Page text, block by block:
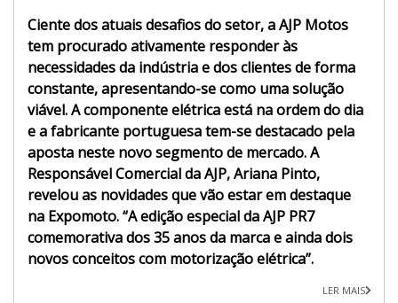
Ciente dos atuais desafios do setor, a AJP Motos
tem procurado ativamente responder às
necessidades da indústria e dos clientes de forma
constante, apresentando-se como uma solução
viável. A componente elétrica está na ordem do dia
e a fabricante portuguesa tem-se destacado pela
aposta neste novo segmento de mercado. A
Responsável Comercial da AJP, Ariana Pinto,
revelou as novidades que vão estar em destaque
na Expomoto. “A edição especial da AJP PR7
comemorativa dos 35 anos da marca e ainda dois
novos conceitos com motorização elétrica”.
LER MAIS